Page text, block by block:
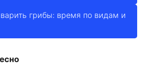
грибы: время по видам и